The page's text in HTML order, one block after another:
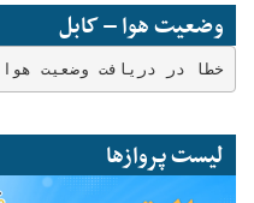
وضعیت هوا – کابل
خطا در دریافت وضعیت هوا
لیست پروازها